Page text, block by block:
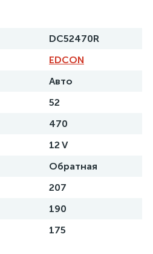
DC52470R
EDCON
Авто
52
470
12 V
Обратная
207
190
175